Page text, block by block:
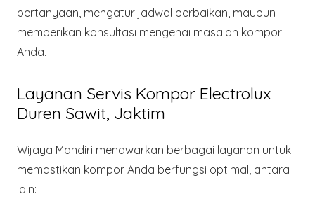
pertanyaan, mengatur jadwal perbaikan, maupun
memberikan konsultasi mengenai masalah kompor
Anda.
Layanan Servis Kompor Electrolux
Duren Sawit, Jaktim
Wijaya Mandiri menawarkan berbagai layanan untuk
memastikan kompor Anda berfungsi optimal, antara
lain: